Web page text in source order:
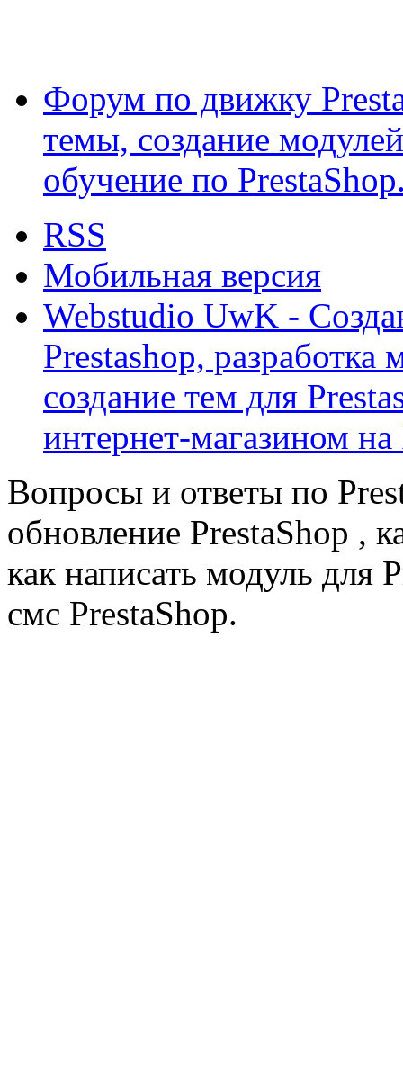
Форум по движку
темы, создание
обучение по
RSS
Мобильная версия
Webstudio UwK -
Prestashop, разработка
создание тем для
интернет-магазином на
Вопросы и ответы по
обновление PrestaShop ,
как написать модуль для
смс PrestaShop.